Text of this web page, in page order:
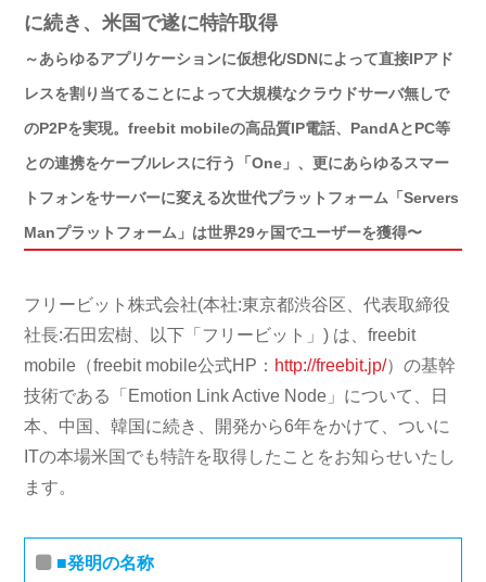
に続き、米国で遂に特許取得
～あらゆるアプリケーションに仮想化/SDNによって直接IPアド
レスを割り当てることによって大規模なクラウドサーバ無しで
のP2Pを実現。freebit mobileの高品質IP電話、PandAとPC等
との連携をケーブルレスに行う「One」、更にあらゆるスマー
トフォンをサーバーに変える次世代プラットフォーム「Servers
Manプラットフォーム」は世界29ヶ国でユーザーを獲得〜
フリービット株式会社(本社:東京都渋谷区、代表取締役
社長:石田宏樹、以下「フリービット」) は、freebit
mobile（freebit mobile公式HP： http://freebit.jp/）の基幹
技術である「Emotion Link Active Node」について、日
本、中国、韓国に続き、開発から6年をかけて、ついに
ITの本場米国でも特許を取得したことをお知らせいたし
ます。
■発明の名称